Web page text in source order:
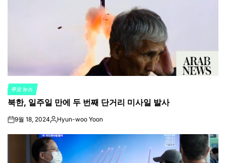
POSTED
IN
주요 뉴스
북한, 일주일 만에 두 번째 단거리 미사일 발사
on9월 18, 2024Posted
Hyun-woo Yoon